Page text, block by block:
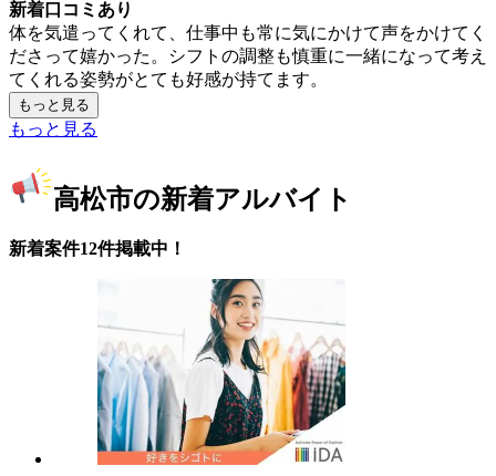
新着口コミあり
体を気遣ってくれて、仕事中も常に気にかけて声をかけてく
ださって嬉かった。シフトの調整も慎重に一緒になって考え
てくれる姿勢がとても好感が持てます。
もっと見る
もっと見る
高松市の新着アルバイト
新着案件12件掲載中！